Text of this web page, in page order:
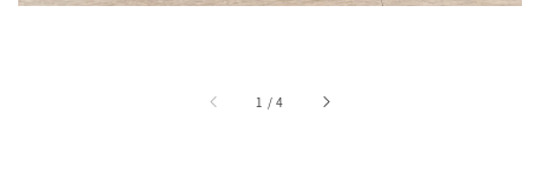
1 /4